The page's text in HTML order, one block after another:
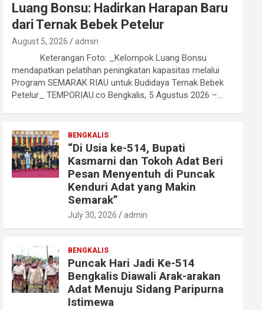
Luang Bonsu: Hadirkan Harapan Baru
dari Ternak Bebek Petelur
August 5, 2026 admin
Keterangan Foto: _Kelompok Luang Bonsu
mendapatkan pelatihan peningkatan kapasitas melalui
Program SEMARAK RIAU untuk Budidaya Ternak Bebek
Petelur_ TEMPORIAU.co Bengkalis, 5 Agustus 2026 –…
BENGKALIS
“Di Usia ke-514, Bupati
Kasmarni dan Tokoh Adat Beri
Pesan Menyentuh di Puncak
Kenduri Adat yang Makin
Semarak”
July 30, 2026 admin
BENGKALIS
Puncak Hari Jadi Ke-514
Bengkalis Diawali Arak-arakan
Adat Menuju Sidang Paripurna
Istimewa